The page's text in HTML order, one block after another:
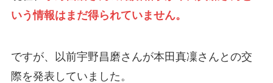
いう情報はまだ得られていません。
ですが、以前宇野昌磨さんが本田真凜さんとの交
際を発表していました。